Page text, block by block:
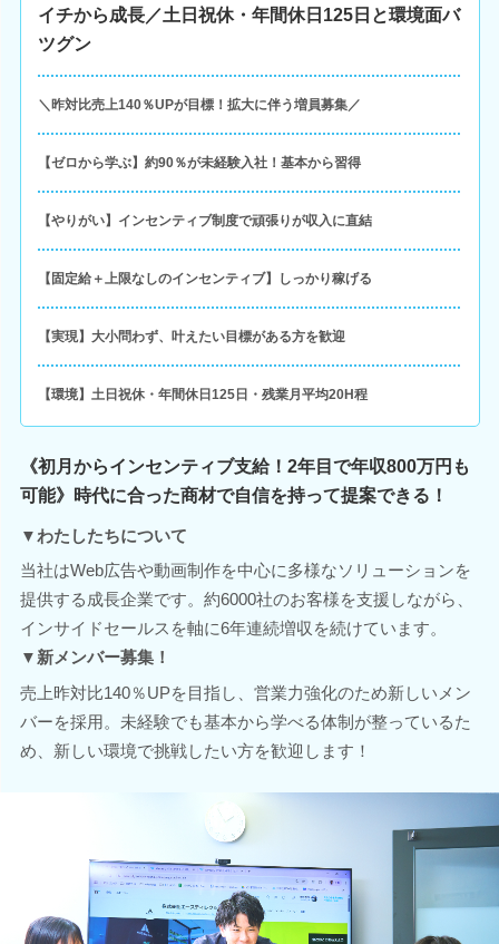
イチから成長／土日祝休・年間休日125日と環境面バ
ツグン
＼昨対比売上140％UPが目標！拡大に伴う増員募集／
【ゼロから学ぶ】約90％が未経験入社！基本から習得
【やりがい】インセンティブ制度で頑張りが収入に直結
【固定給＋上限なしのインセンティブ】しっかり稼げる
【実現】大小問わず、叶えたい目標がある方を歓迎
【環境】土日祝休・年間休日125日・残業月平均20H程
《初月からインセンティブ支給！2年目で年収800万円も
可能》時代に合った商材で自信を持って提案できる！
▼わたしたちについて
当社はWeb広告や動画制作を中心に多様なソリューションを
提供する成長企業です。約6000社のお客様を支援しながら、
インサイドセールスを軸に6年連続増収を続けています。
▼新メンバー募集！
売上昨対比140％UPを目指し、営業力強化のため新しいメン
バーを採用。未経験でも基本から学べる体制が整っているた
め、新しい環境で挑戦したい方を歓迎します！